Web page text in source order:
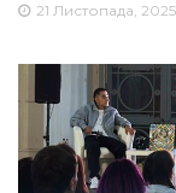
21 Листопада, 2025